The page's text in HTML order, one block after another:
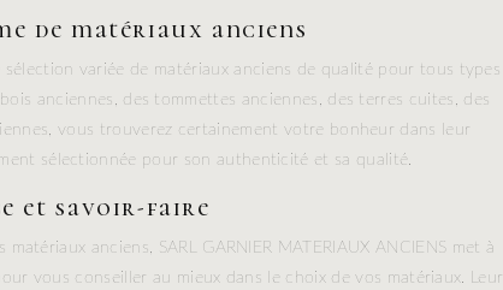
de matériaux anciens
sélection variée de matériaux anciens de qualité pour tous types
anciennes, des tommettes anciennes, des terres cuites, des
vous trouverez certainement votre bonheur dans leur
sélectionnée pour son authenticité et sa qualité.
et savoir-faire
anciens, SARL GARNIER MATERIAUX ANCIENS met à
vous conseiller au mieux dans le choix de vos matériaux. Leur